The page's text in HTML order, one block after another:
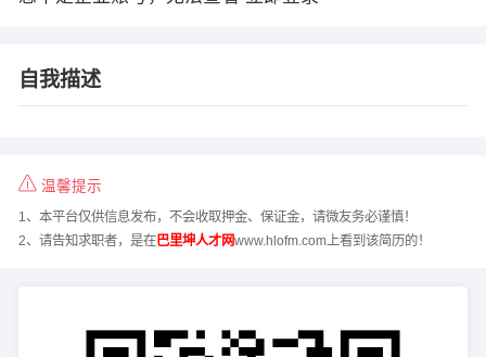
自我描述
温馨提示
1、本平台仅供信息发布，不会收取押金、保证金，请微友务必谨慎！
2、请告知求职者，是在巴里坤人才网www.hlofm.com上看到该简历的！